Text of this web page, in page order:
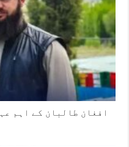
افغان طالبان کے اہم